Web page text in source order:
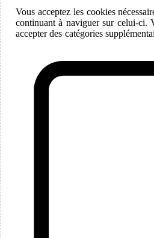
Vous acceptez les cookies
continuant à naviguer sur celui-ci.
accepter des catégories